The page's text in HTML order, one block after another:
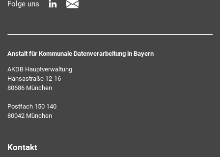
widerrufen können.
einverstanden. Detaillierte Informationen zur Verarbeitung
Folge uns
Anstalt für Kommunale Datenverarbeitung in Bayern
AKDB Hauptverwaltung
Hansastraße 12-16
80686 München
Postfach 150 140
80042 München
Kontakt